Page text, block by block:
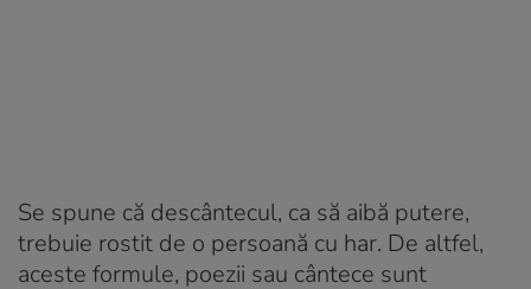
Se spune că descântecul, ca să aibă putere,
trebuie rostit de o persoană cu har. De altfel,
aceste formule, poezii sau cântece sunt